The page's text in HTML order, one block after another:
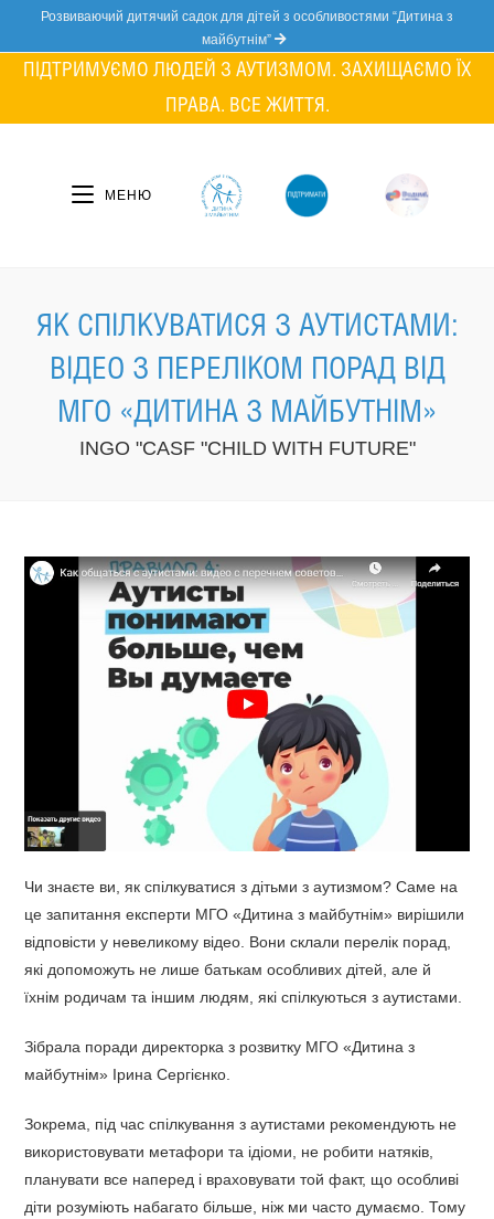
content
Розвиваючий дитячий садок для дітей з особливостями “Дитина з
майбутнім”
ПІДТРИМУЄМО ЛЮДЕЙ З АУТИЗМОМ. ЗАХИЩАЄМО ЇХ
ПРАВА. ВСЕ ЖИТТЯ.
МЕНЮ
ЯК СПІЛКУВАТИСЯ З АУТИСТАМИ:
ВІДЕО З ПЕРЕЛІКОМ ПОРАД ВІД
МГО «ДИТИНА З МАЙБУТНІМ»
INGO "CASF "CHILD WITH FUTURE"
Чи знаєте ви, як спілкуватися з дітьми з аутизмом? Саме на
це запитання експерти МГО «Дитина з майбутнім» вирішили
відповісти у невеликому відео. Вони склали перелік порад,
які допоможуть не лише батькам особливих дітей, але й
їхнім родичам та іншим людям, які спілкуються з аутистами.
Зібрала поради директорка з розвитку МГО «Дитина з
майбутнім» Ірина Сергієнко.
Зокрема, під час спілкування з аутистами рекомендують не
використовувати метафори та ідіоми, не робити натяків,
планувати все наперед і враховувати той факт, що особливі
діти розуміють набагато більше, ніж ми часто думаємо. Тому